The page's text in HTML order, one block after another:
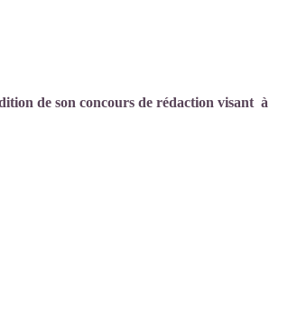
de son concours de rédaction visant à